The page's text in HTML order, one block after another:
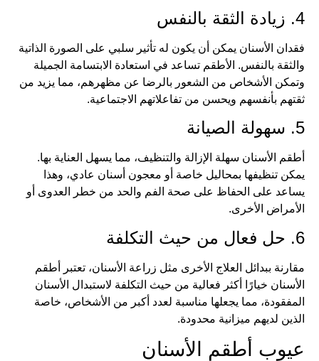
4. زيادة الثقة بالنفس
فقدان الأسنان يمكن أن يكون له تأثير سلبي على الصورة الذاتية
والثقة بالنفس. الأطقم تساعد في استعادة الابتسامة الجميلة
وتمكن الأشخاص من الشعور بالرضا عن مظهرهم، مما يزيد من
ثقتهم بأنفسهم ويحسن من تفاعلاتهم الاجتماعية.
5. سهولة الصيانة
أطقم الأسنان سهلة الإزالة والتنظيف، مما يسهل العناية بها.
يمكن تنظيفها بمحاليل خاصة أو معجون أسنان عادي، وهذا
يساعد على الحفاظ على صحة الفم والحد من خطر العدوى أو
الأمراض الأخرى.
6. حل فعال من حيث التكلفة
مقارنة ببدائل العلاج الأخرى مثل زراعة الأسنان، تعتبر أطقم
الأسنان خيارًا أكثر فعالية من حيث التكلفة لاستبدال الأسنان
المفقودة، مما يجعلها مناسبة لعدد أكبر من الأشخاص، خاصة
الذين لديهم ميزانية محدودة.
عيوب أطقم الأسنان